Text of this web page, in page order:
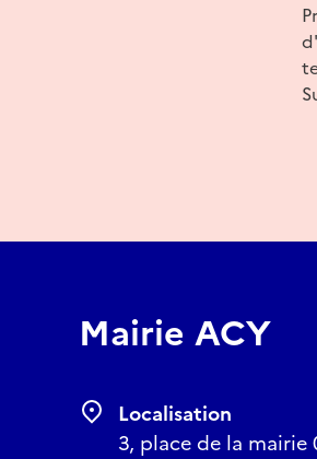
Mairie ACY
Localisation
3, place de la mairie